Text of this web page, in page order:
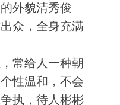
外貌清秀俊
众，全身充满
常给人一种朝
性温和，不会
执，待人彬彬